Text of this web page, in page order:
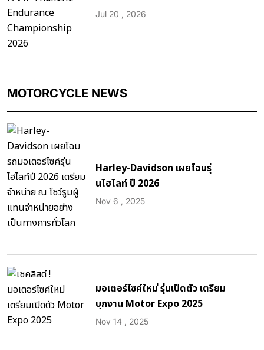
Jul 20 , 2026
MOTORCYCLE NEWS
Harley-Davidson เผยโฉมรุ่
นไฮไลท์ ปี 2026
Nov 6 , 2025
มอเตอร์ไซค์ใหม่ รุ่นเปิดตัว เตรียม
บุกงาน Motor Expo 2025
Nov 14 , 2025